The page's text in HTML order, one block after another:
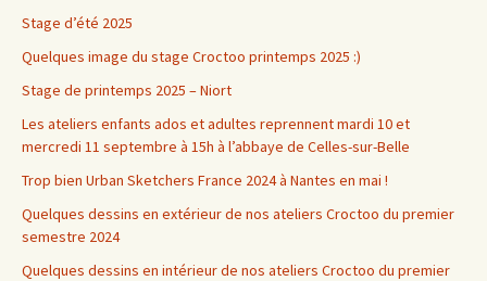
Stage d’été 2025
Quelques image du stage Croctoo printemps 2025 :)
Stage de printemps 2025 – Niort
Les ateliers enfants ados et adultes reprennent mardi 10 et
mercredi 11 septembre à 15h à l’abbaye de Celles-sur-Belle
Trop bien Urban Sketchers France 2024 à Nantes en mai !
Quelques dessins en extérieur de nos ateliers Croctoo du premier
semestre 2024
Quelques dessins en intérieur de nos ateliers Croctoo du premier